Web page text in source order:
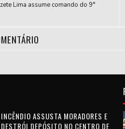
Lima assume comando do 9°
INCÊNDIO ASSUSTA MORADORES E
DESTRÓI DEPÓSITO NO CENTRO DE